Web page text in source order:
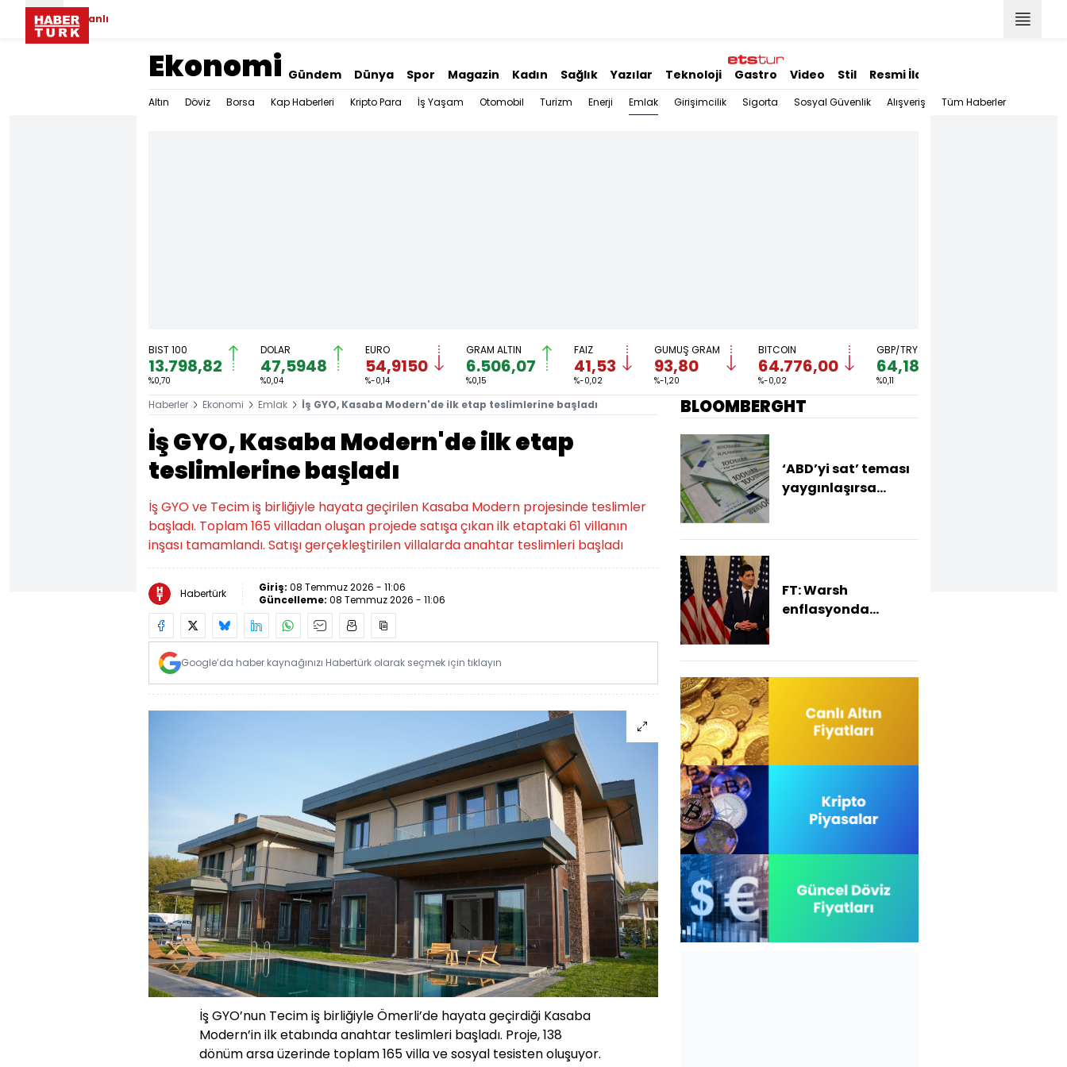
Canlı
Ekonomi Gündem Dünya Spor Magazin Kadın Sağlık Yazılar Teknoloji Gastro Video Stil Resmi İlanlar
Altın Döviz Borsa Kap Haberleri Kripto Para İş Yaşam Otomobil Turizm Enerji Emlak Girişimcilik Sigorta Sosyal Güvenlik Alışveriş Tüm Haberler
BIST 100
13.798,82
%0,70
DOLAR
47,5948
%0,04
EURO
54,9150
%-0,14
GRAM ALTIN
6.506,07
%0,15
FAİZ
41,53
%-0,02
GÜMÜŞ GRAM
93,80
%-1,20
BITCOIN
64.776,00
%-0,02
GBP/TRY
64,1848
%0,11
Haberler Ekonomi Emlak İş GYO, Kasaba Modern'de ilk etap teslimlerine başladı
İş GYO, Kasaba Modern'de ilk etap
teslimlerine başladı
İş GYO ve Tecim iş birliğiyle hayata geçirilen Kasaba Modern projesinde teslimler
başladı. Toplam 165 villadan oluşan projede satışa çıkan ilk etaptaki 61 villanın
inşası tamamlandı. Satışı gerçekleştirilen villalarda anahtar teslimleri başladı
Habertürk Giriş: 08 Temmuz 2026 - 11:06
Güncelleme: 08 Temmuz 2026 - 11:06
Google’da haber kaynağınızı Habertürk olarak seçmek için tıklayın
İş GYO’nun Tecim iş birliğiyle Ömerli’de hayata geçirdiği Kasaba
Modern’in ilk etabında anahtar teslimleri başladı. Proje, 138
dönüm arsa üzerinde toplam 165 villa ve sosyal tesisten oluşuyor.
BLOOMBERGHT
‘ABD’yi sat’ teması
yaygınlaşırsa
FT: Warsh
enflasyonda